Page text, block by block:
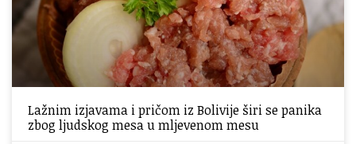
Lažnim izjavama i pričom iz Bolivije širi se panika
zbog ljudskog mesa u mljevenom mesu